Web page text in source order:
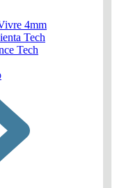
4mm
Tech
Tech